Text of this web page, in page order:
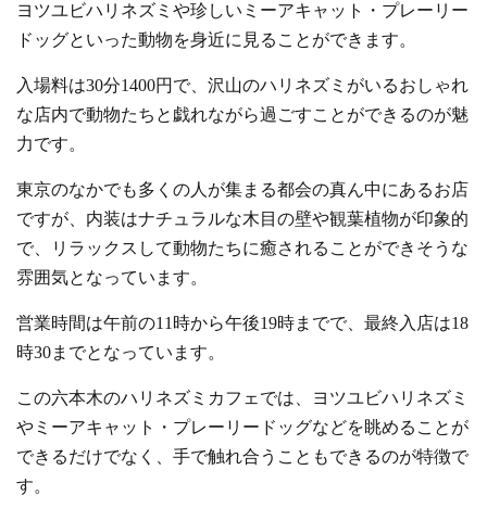
ヨツユビハリネズミや珍しいミーアキャット・プレーリー
ドッグといった動物を身近に見ることができます。
入場料は30分1400円で、沢山のハリネズミがいるおしゃれ
な店内で動物たちと戯れながら過ごすことができるのが魅
力です。
東京のなかでも多くの人が集まる都会の真ん中にあるお店
ですが、内装はナチュラルな木目の壁や観葉植物が印象的
で、リラックスして動物たちに癒されることができそうな
雰囲気となっています。
営業時間は午前の11時から午後19時までで、最終入店は18
時30までとなっています。
この六本木のハリネズミカフェでは、ヨツユビハリネズミ
やミーアキャット・プレーリードッグなどを眺めることが
できるだけでなく、手で触れ合うこともできるのが特徴で
す。